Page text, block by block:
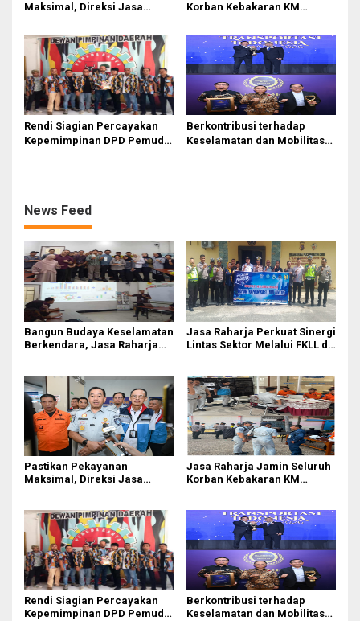
Maksimal, Direksi Jasa
Kebakaran KM Mutiara
Sentosa II
Korban Kebakaran KM
Perairan Sumenep
Rendi Siagian Percayakan
Kepemimpinan DPD Pemuda
Berkontribusi terhadap
Keselamatan dan Mobilitas
News Feed
Bangun Budaya Keselamatan
Berkendara, Jasa Raharja
Jasa Raharja Perkuat Sinergi
Lintas Sektor Melalui FKLL di
Pastikan Pekayanan
Maksimal, Direksi Jasa
Sentosa II
Jasa Raharja Jamin Seluruh
Korban Kebakaran KM
Rendi Siagian Percayakan
Kepemimpinan DPD Pemuda
Berkontribusi terhadap
Keselamatan dan Mobilitas